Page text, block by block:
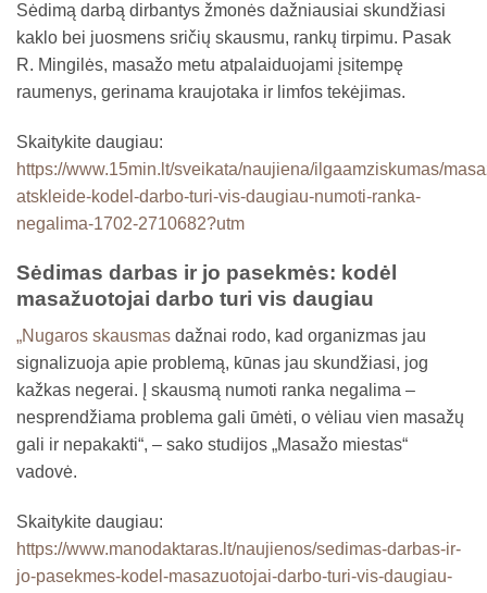
Sėdimą darbą dirbantys žmonės dažniausiai skundžiasi
kaklo bei juosmens sričių skausmu, rankų tirpimu. Pasak
R. Mingilės, masažo metu atpalaiduojami įsitempę
raumenys, gerinama kraujotaka ir limfos tekėjimas.
Skaitykite daugiau:
https://www.15min.lt/sveikata/naujiena/ilgaamziskumas/
atskleide-kodel-darbo-turi-vis-daugiau-numoti-ranka-
negalima-1702-2710682?utm
Sėdimas darbas ir jo pasekmės: kodėl
masažuotojai darbo turi vis daugiau
„Nugaros skausmas dažnai rodo, kad organizmas jau
signalizuoja apie problemą, kūnas jau skundžiasi, jog
kažkas negerai. Į skausmą numoti ranka negalima –
nesprendžiama problema gali ūmėti, o vėliau vien masažų
gali ir nepakakti“, – sako studijos „Masažo miestas“
vadovė.
Skaitykite daugiau:
https://www.manodaktaras.lt/naujienos/sedimas-darbas-ir-
jo-pasekmes-kodel-masazuotojai-darbo-turi-vis-daugiau-